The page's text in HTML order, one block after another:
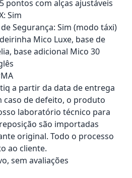
pontos com alças ajustáveis
Sim
Segurança: Sim (modo táxi)
Mico Luxe, base de
base adicional Mico 30
a partir da data de entrega
caso de defeito, o produto
laboratório técnico para
são importadas
original. Todo o processo
ao cliente.
sem avaliações